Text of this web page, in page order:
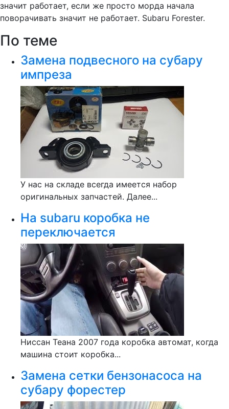
значит работает, если же просто морда начала
поворачивать значит не работает. Subaru Forester.
По теме
Замена подвесного на субару
импреза
У нас на складе всегда имеется набор
оригинальных запчастей. Далее...
На subaru коробка не
переключается
Ниссан Теана 2007 года коробка автомат, когда
машина стоит коробка...
Замена сетки бензонасоса на
субару форестер